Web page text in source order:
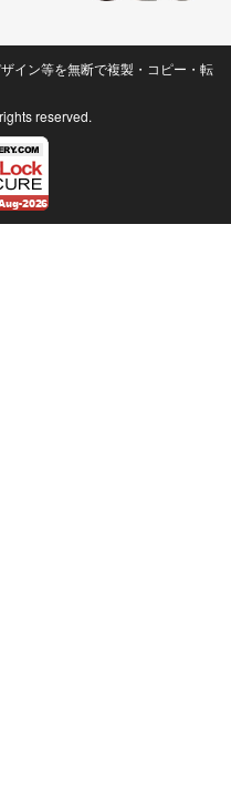
イン等を無断で複製・コピー・転
reserved.